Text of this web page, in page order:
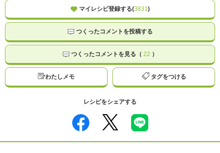
マイレシピ登録する(3831)
つくったコメントを投稿する
つくったコメントを見る（ 22 ）
わたしメモ タグをつける
レシピをシェアする